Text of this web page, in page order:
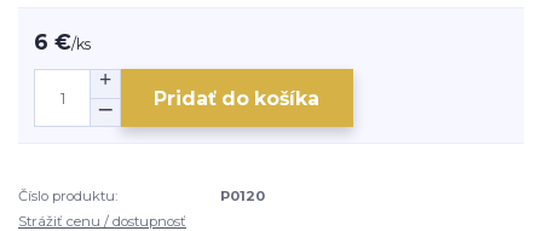
6 €/ks
Pridať do košíka
Číslo produktu:
P0120
Strážiť cenu / dostupnosť